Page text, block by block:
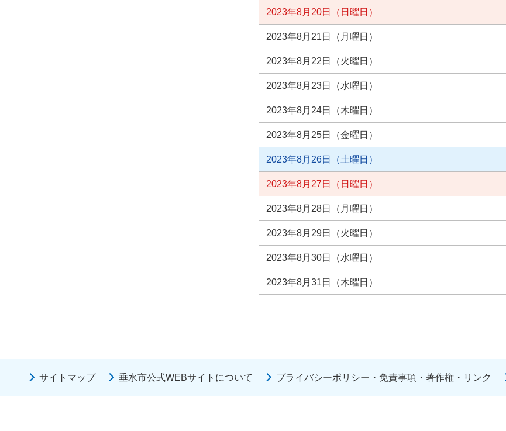
2023年8月20日（日曜日）
2023年8月21日（月曜日）
2023年8月22日（火曜日）
2023年8月23日（水曜日）
2023年8月24日（木曜日）
2023年8月25日（金曜日）
2023年8月26日（土曜日）
2023年8月27日（日曜日）
2023年8月28日（月曜日）
2023年8月29日（火曜日）
2023年8月30日（水曜日）
2023年8月31日（木曜日）
サイトマップ 垂水市公式WEBサイトについて プライバシーポリシー・免責事項・著作権・リンク